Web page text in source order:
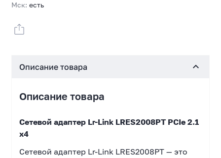
Мск:есть
Описание товара
Описание товара
Сетевой адаптер Lr-Link LRES2008PT PCIe 2.1
x4
Сетевой адаптер Lr-Link LRES2008PT — это